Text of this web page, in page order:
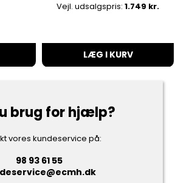
Vejl. udsalgspris: 1.749 kr.
LÆG I KURV
brug for hjælp?
vores kundeservice på:
98 93 61 55